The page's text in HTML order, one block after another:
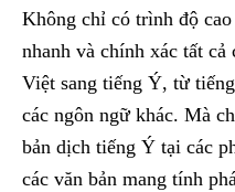
Không chỉ có trình độ
nhanh và chính xác tất
Việt sang tiếng Ý, từ
các ngôn ngữ khác. Mà
bản dịch tiếng Ý tại các
các văn bản mang tính